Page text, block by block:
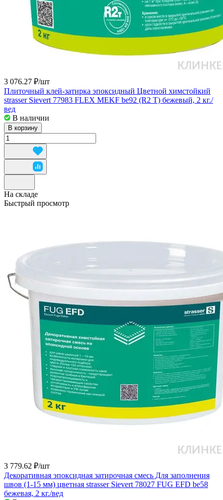
3 076.27 ₽/шт
Плиточный клей-затирка эпоксидный Цветной химстойкий
strasser Sievert 77983 FLEX MEKF be92 (R2 T) бежевый, 2 кг./
вед
В наличии
В корзину
На складе
Быстрый просмотр
3 779.62 ₽/шт
Декоративная эпоксидная затирочная смесь Для заполнения
швов (1-15 мм) цветная strasser Sievert 78027 FUG EFD be58
бежевая, 2 кг./вед